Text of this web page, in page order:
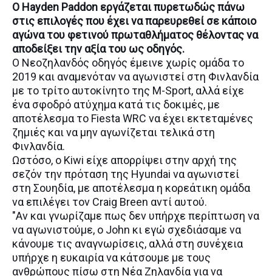
O Hayden Paddon εργάζεται πυρετωδώς πάνω
στις επιλογές που έχει να παρευρεθεί σε κάποιο
αγώνα του φετινού πρωταθλήματος θέλοντας να
αποδείξει την αξία του ως οδηγός.
Ο Νεοζηλανδός οδηγός έμεινε χωρίς ομάδα το
2019 και αναμενόταν να αγωνιστεί στη Φινλανδία
με το τρίτο αυτοκίνητο της M-Sport, αλλά είχε
ένα σφοδρό ατύχημα κατά τις δοκιμές, με
αποτέλεσμα το Fiesta WRC να έχει εκτεταμένες
ζημιές και να μην αγωνίζεται τελικά στη
Φινλανδία.
Ωστόσο, ο Kiwi είχε απορρίψει στην αρχή της
σεζόν την πρόταση της Hyundai να αγωνιστεί
στη Σουηδία, με αποτέλεσμα η κορεάτικη ομάδα
να επιλέγει τον Craig Breen αντί αυτού.
"Αν και γνωρίζαμε πως δεν υπήρχε περίπτωση να
να αγωνιστούμε, ο John κι εγώ σχεδιάσαμε να
κάνουμε τις αναγνωρίσεις, αλλά στη συνέχεια
υπήρχε η ευκαιρία να κάτσουμε με τους
ανθρώπους πίσω στη Νέα Ζηλανδία για να